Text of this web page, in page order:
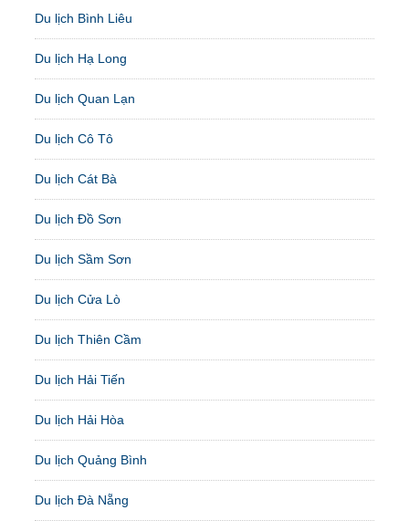
Du lịch Bình Liêu
Du lịch Hạ Long
Du lịch Quan Lạn
Du lịch Cô Tô
Du lịch Cát Bà
Du lịch Đồ Sơn
Du lịch Sầm Sơn
Du lịch Cửa Lò
Du lịch Thiên Cầm
Du lịch Hải Tiến
Du lịch Hải Hòa
Du lịch Quảng Bình
Du lịch Đà Nẵng